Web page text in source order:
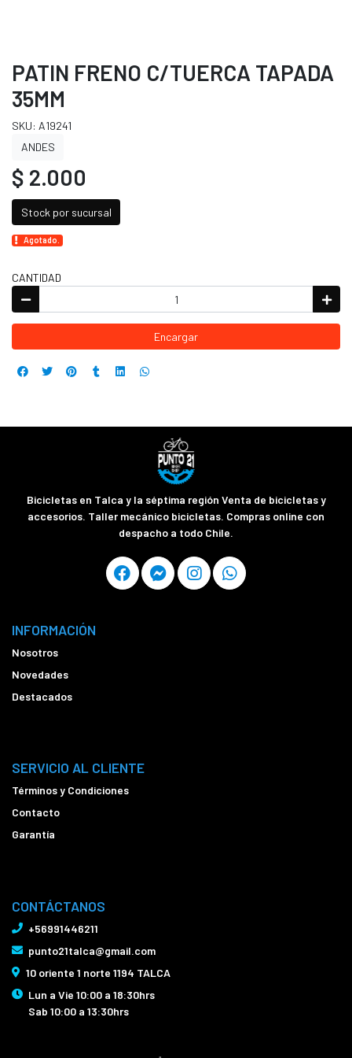
PATIN FRENO C/TUERCA TAPADA
35MM
SKU: A19241
ANDES
$ 2.000
Stock por sucursal
Agotado.
CANTIDAD
Encargar
Bicicletas en Talca y la séptima región Venta de bicicletas y
accesorios. Taller mecánico bicicletas. Compras online con
despacho a todo Chile.
INFORMACIÓN
Nosotros
Novedades
Destacados
SERVICIO AL CLIENTE
Términos y Condiciones
Contacto
Garantía
CONTÁCTANOS
+56991446211
punto21talca@gmail.com
10 oriente 1 norte 1194 TALCA
Lun a Vie 10:00 a 18:30hrs
Sab 10:00 a 13:30hrs